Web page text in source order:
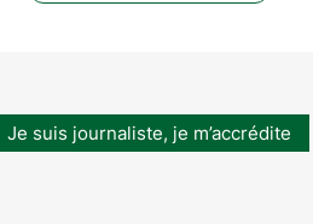
Je suis journaliste, je m’accrédite